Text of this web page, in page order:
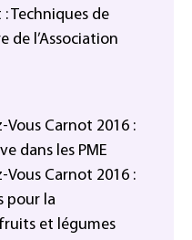
Techniques de
de l’Association
Vous Carnot 2016 :
dans les PME
Vous Carnot 2016 :
pour la
et légumes